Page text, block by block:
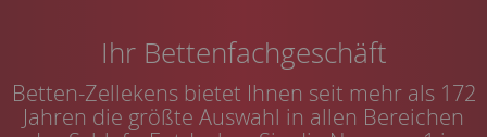
Ihr Bettenfachgeschäft
Betten-Zellekens bietet Ihnen seit mehr als 172
Jahren die größte Auswahl in allen Bereichen